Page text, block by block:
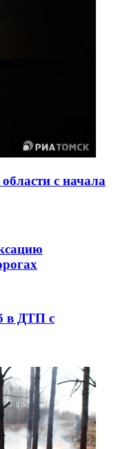
с начала
в ДТП с